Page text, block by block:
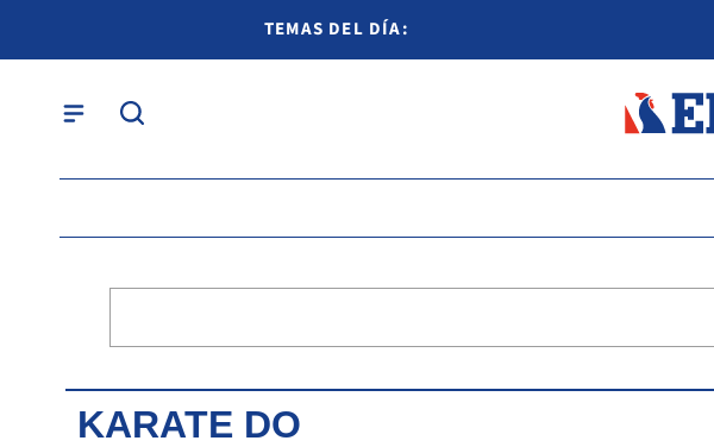
TEMAS DEL DÍA:
KARATE DO